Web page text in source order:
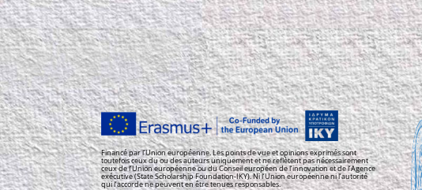
Financé par l’Union européenne. Les points de vue et opinions exprimés sont
toutefois ceux du ou des auteurs uniquement et ne reflètent pas nécessairement
ceux de l’Union européenne ou du Conseil européen de l’innovation et de l’Agence
exécutive (State Scholarship Foundation-IKY). Ni l’Union européenne ni l’autorité
qui l’accorde ne peuvent en être tenues responsables.